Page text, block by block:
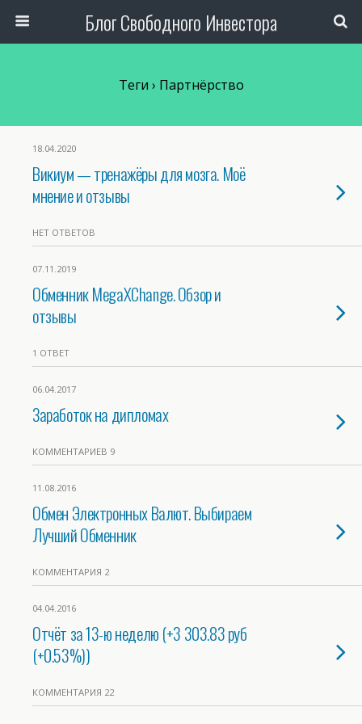
Блог Свободного Инвестора
Теги › Партнёрство
18.04.2020
Викиум — тренажёры для мозга. Моё
мнение и отзывы
НЕТ ОТВЕТОВ
07.11.2019
Обменник MegaXChange. Обзор и
отзывы
1 ОТВЕТ
06.04.2017
Заработок на дипломах
КОММЕНТАРИЕВ 9
11.08.2016
Обмен Электронных Валют. Выбираем
Лучший Обменник
КОММЕНТАРИЯ 2
04.04.2016
Отчёт за 13-ю неделю (+3 303.83 руб
(+0.53%))
КОММЕНТАРИЯ 22